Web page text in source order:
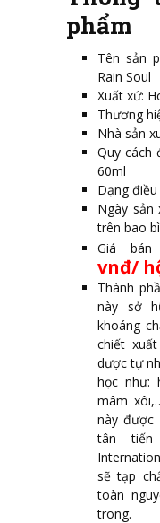
phẩm
Tên sản
Rain Soul
Xuất xứ:
Thương
Nhà sản
Quy cách
60ml
Dạng
Ngày sản
trên bao
Giá
vnđ/
Thành
này sở
khoáng
chiết
dược tự
học như:
mâm
này được
tân
sẽ tạp
toàn
trong.